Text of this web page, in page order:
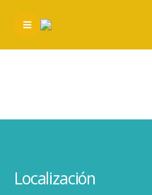
Localización